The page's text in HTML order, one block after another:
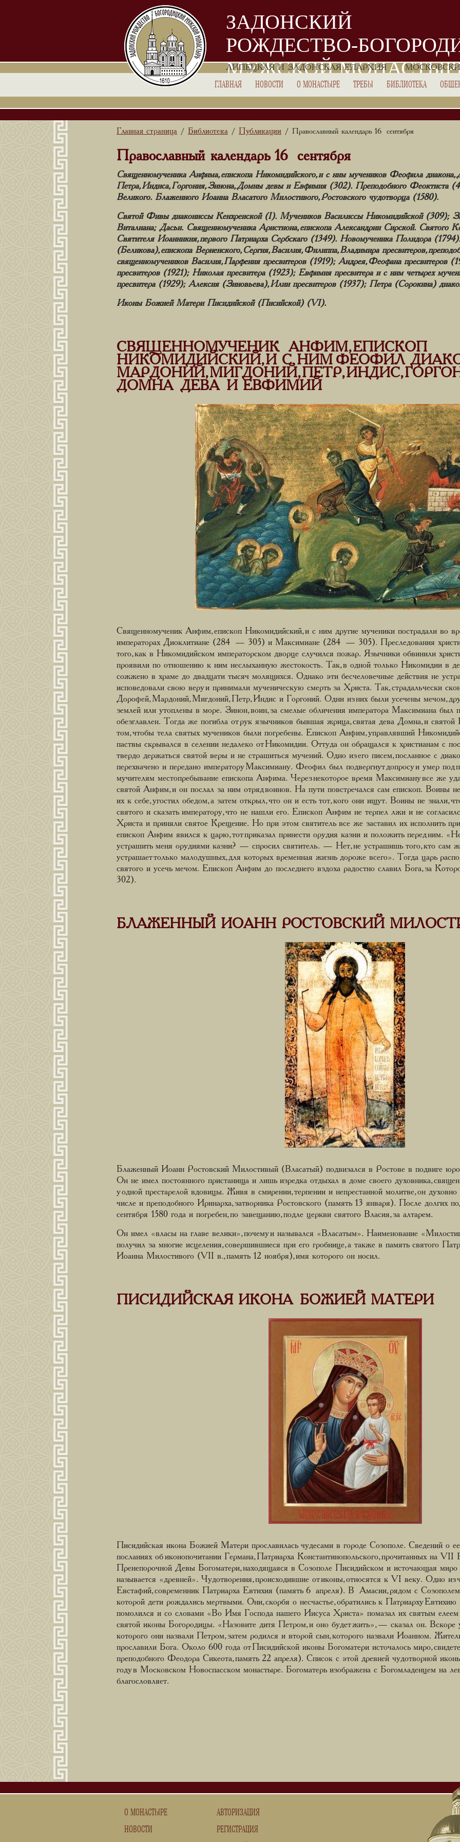
ЗАДОНСКИЙ
РОЖДЕСТВО-
МУЖСКОЙ
ЛИПЕЦКАЯ И ЗАДОНСКАЯ ЕПАРХИЯ
ГЛАВНАЯ НОВОСТИ О МОНАСТЫРЕ ТРЕБЫ БИБЛИОТЕКА
Главная страница / Библиотека / Публикации / Православный календарь 16 сентября
Православный календарь 16 сентября
Священномученика Анфима, епископа Никомидийского, и с ним мучеников Феофила диакона,
Петра, Индиса, Горгония, Зинона, Домны девы и Евфимия (302). Преподобного Феоктиста
Великого. Блаженного Иоанна Власатого Милостивого, Ростовского чудотворца (1580).
Святой Фивы диакониссы Кенхреиской (I). Мучеников Василиссы Никомидийской (309);
Виталиана; Дасьи. Священномученика Аристиона, епископа Александрии Сирской. Святого
Святителя Иоанникия, первого Патриарха Сербскаго (1349). Новомученика Полидора
(Беликова), епископа Верненского, Сергия, Василия, Филиппа, Владимира пресвитеров,
священномучеников Василия, Парфения пресвитеров (1919); Андрея, Феофана пресвитеров
пресвитеров (1921); Николая пресвитера (1923); Евфимия пресвитера и с ним четырех
пресвитера (1929); Алексия (Зиновьева), Илии пресвитеров (1937); Петра (Сорокина)
Иконы Божией Матери Писидийской (Писийской) (VI).
СВЯЩЕННОМУЧЕНИК АНФИМ, ЕПИСКОП
НИКОМИДИЙСКИЙ, И С НИМ ФЕОФИЛ
МАРДОНИЙ, МИГДОНИЙ, ПЕТР, ИНДИС,
ДОМНА ДЕВА И ЕВФИМИЙ
Священномученик Анфим, епископ Никомидийский, и с ним другие мученики пострадали во
императорах Диоклитиане (284 — 305) и Максимиане (284 — 305). Преследования
того, как в Никомидийском императорском дворце случился пожар. Язычники обвинили
проявили по отношению к ним неслыханную жестокость. Так, в одной только Никомидии в
сожжено в храме до двадцати тысяч молящихся. Однако эти бесчеловечные действия не
исповедовали свою веру и принимали мученическую смерть за Христа. Так, страдальчески
Дорофей, Мардоний, Мигдоний, Петр, Индис и Горгоний. Одни из них были усечены мечом,
землей или утоплены в море. Зинон, воин, за смелые обличения императора Максимиана был
обезглавлен. Тогда же погибла от рук язычников бывшая жрица, святая дева Домна, и святой
том, чтобы тела святых мучеников были погребены. Епископ Анфим, управлявший
паствы скрывался в селении недалеко от Никомидии. Оттуда он обращался к христианам с
твердо держаться святой веры и не страшиться мучений. Одно из его писем, посланное с
перехвачено и передано императору Максимиану. Феофил был подвергнут допросу и умер под
мучителям местопребывание епископа Анфима. Через некоторое время Максимиану все же
святой Анфим, и он послал за ним отряд воинов. На пути повстречался сам епископ. Воины не
их к себе, угостил обедом, а затем открыл, что он и есть тот, кого они ищут. Воины не знали,
святого и сказать императору, что не нашли его. Епископ Анфим не терпел лжи и не
Христа и приняли святое Крещение. Но при этом святитель все же заставил их исполнить
епископ Анфим явился к царю, тот приказал принести орудия казни и положить перед ним.
устрашить меня орудиями казни? — спросил святитель. — Нет, не устрашишь того, кто сам
устрашает только малодушных, для которых временная жизнь дороже всего». Тогда царь
святого и усечь мечом. Епископ Анфим до последнего вздоха радостно славил Бога, за
302).
БЛАЖЕННЫЙ ИОАНН РОСТОВСКИЙ
Блаженный Иоанн Ростовский Милостивый (Власатый) подвизался в Ростове в подвиге
Он не имел постоянного пристанища и лишь изредка отдыхал в доме своего духовника,
у одной престарелой вдовицы. Живя в смирении, терпении и непрестанной молитве, он
числе и преподобного Иринарха, затворника Ростовского (память 13 января). После долгих
сентября 1580 года и погребен, по завещанию, подле церкви святого Власия, за алтарем.
Он имел «власы на главе велики», почему и назывался «Власатым». Наименование
получил за многие исцеления, совершившиеся при его гробнице, а также в память святого
Иоанна Милостивого (VII в., память 12 ноября), имя которого он носил.
ПИСИДИЙСКАЯ ИКОНА БОЖИЕЙ МАТЕРИ
Писидийская икона Божией Матери прославилась чудесами в городе Созополе. Сведений о
посланиях об иконопочитании Германа, Патриарха Константинопольского, прочитанных на VII
Пренепорочной Девы Богоматери, находящаяся в Созополе Писидийском и источающая миро
называется «древней». Чудотворения, происходившие от иконы, относятся к VI веку. Одно из
Евстафий, современник Патриарха Евтихия (память 6 апреля). В Амасии, рядом с Созополем,
которой дети рождались мертвыми. Они, скорбя о несчастье, обратились к Патриарху
помолился и со словами «Во Имя Господа нашего Иисуса Христа» помазал их святым елеем
святой иконы Богородицы. «Назовите дитя Петром, и оно будет жить», — сказал он. Вскоре у
которого они назвали Петром, затем родился и второй сын, которого назвали Иоанном.
прославили Бога. Около 600 года от Писидийской иконы Богоматери источалось миро,
преподобного Феодора Сикеота, память 22 апреля). Список с этой древней чудотворной
году в Московском Новоспасском монастыре. Богоматерь изображена с Богомладенцем на
благословляет.
О МОНАСТЫРЕ
НОВОСТИ
АВТОРИЗАЦИЯ
РЕГИСТРАЦИЯ